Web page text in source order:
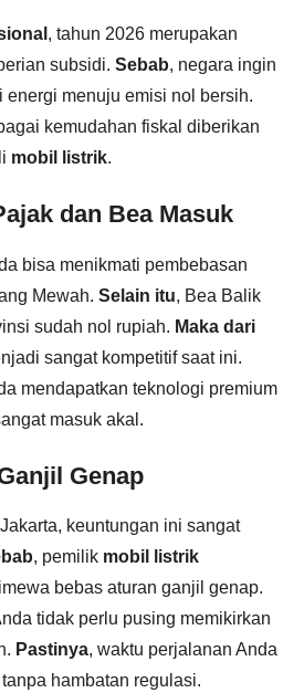
, tahun 2026 merupakan
subsidi. Sebab, negara ingin
energi menuju emisi nol bersih.
kemudahan fiskal diberikan
mobil listrik.
dan Bea Masuk
bisa menikmati pembebasan
Mewah. Selain itu, Bea Balik
sudah nol rupiah. Maka dari
sangat kompetitif saat ini.
mendapatkan teknologi premium
masuk akal.
Genap
keuntungan ini sangat
, pemilik mobil listrik
bebas aturan ganjil genap.
tidak perlu pusing memikirkan
Pastinya, waktu perjalanan Anda
hambatan regulasi.